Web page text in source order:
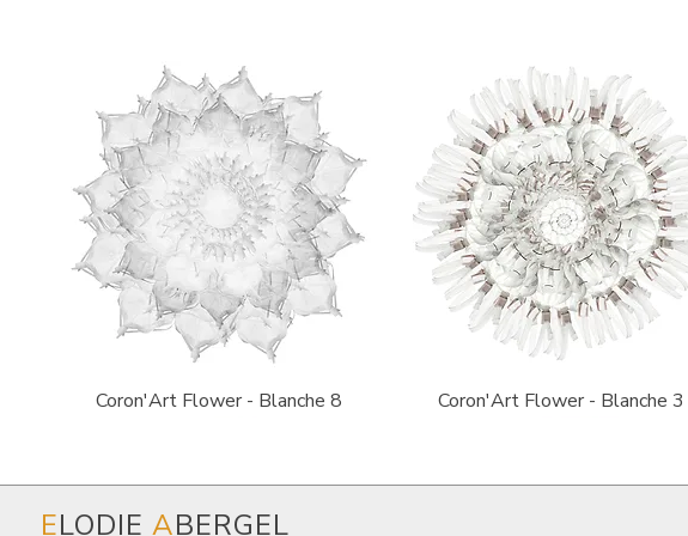
Aperçu rapide
Coron'Art Flower - Blanche 8 Aperçu rapide
Coron'Art Flower - Blanche 3
ELODIE ABERGEL